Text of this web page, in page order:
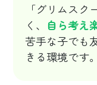
「グリムス
く、 自ら考え
苦手な子でも
きる環境です。